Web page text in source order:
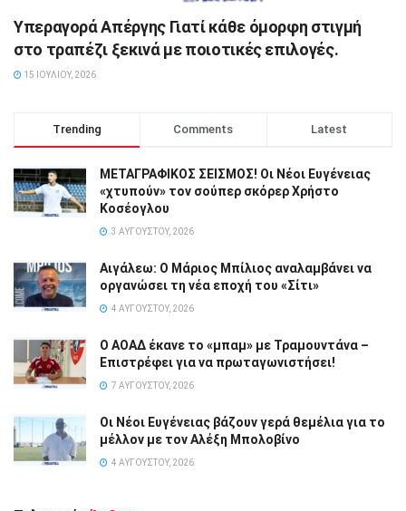
Υπεραγορά Απέργης Γιατί κάθε όμορφη στιγμή
στο τραπέζι ξεκινά με ποιοτικές επιλογές.
15 ΙΟΥΛΊΟΥ, 2026
Trending Comments Latest
ΜΕΤΑΓΡΑΦΙΚΟΣ ΣΕΙΣΜΟΣ! Οι Νέοι Ευγένειας
«χτυπούν» τον σούπερ σκόρερ Χρήστο
Κοσέογλου
3 ΑΥΓΟΎΣΤΟΥ, 2026
Αιγάλεω: Ο Μάριος Μπίλιος αναλαμβάνει να
οργανώσει τη νέα εποχή του «Σίτι»
4 ΑΥΓΟΎΣΤΟΥ, 2026
Ο ΑΟΑΔ έκανε το «μπαμ» με Τραμουντάνα –
Επιστρέφει για να πρωταγωνιστήσει!
7 ΑΥΓΟΎΣΤΟΥ, 2026
Οι Νέοι Ευγένειας βάζουν γερά θεμέλια για το
μέλλον με τον Αλέξη Μπολοβίνο
4 ΑΥΓΟΎΣΤΟΥ, 2026